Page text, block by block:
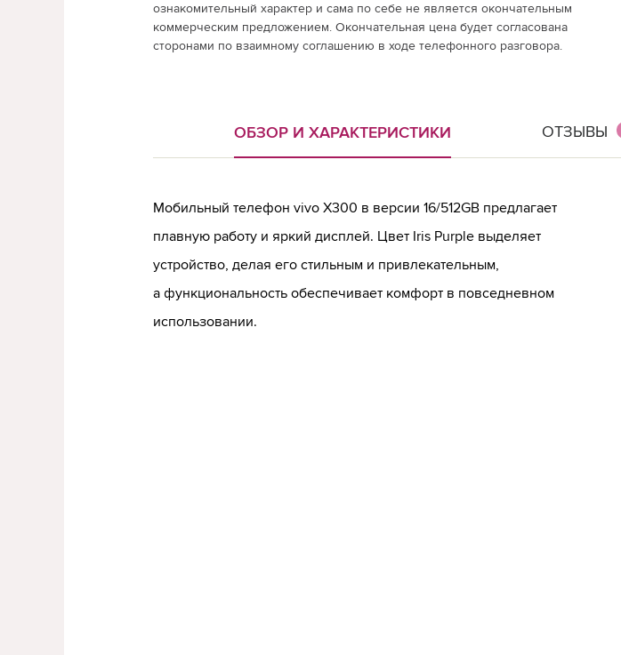
ознакомительный характер и сама по себе не является окончательным
коммерческим предложением. Окончательная цена будет согласована
сторонами по взаимному соглашению в ходе телефонного разговора.
ОБЗОР И ХАРАКТЕРИСТИКИ ОТЗЫВЫ
Мобильный телефон vivo X300 в версии 16/512GB предлагает
плавную работу и яркий дисплей. Цвет Iris Purple выделяет
устройство, делая его стильным и привлекательным,
а функциональность обеспечивает комфорт в повседневном
использовании.